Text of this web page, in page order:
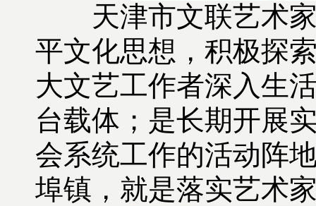
天津市文联艺术家
平文化思想，积极探
大文艺工作者深入生
台载体；是长期开展
会系统工作的活动阵
埠镇，就是落实艺术